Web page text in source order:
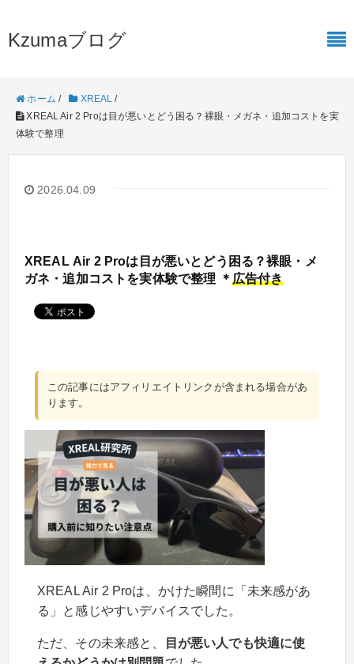
Kzumaブログ
ホーム / XREAL /
XREAL Air 2 Proは目が悪いとどう困る？裸眼・メガネ・追加コストを実
体験で整理
2026.04.09
XREAL Air 2 Proは目が悪いとどう困る？裸眼・メ
ガネ・追加コストを実体験で整理 ＊ 広告付き
この記事にはアフィリエイトリンクが含まれる場合があ
ります。
XREAL Air 2 Proは、かけた瞬間に「未来感があ
る」と感じやすいデバイスでした。
ただ、その未来感と、
目が悪い人でも快適に使